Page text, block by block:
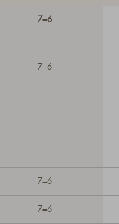
7=6
7=6
7=6
7=6